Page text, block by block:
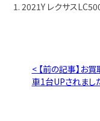
1. 2021Y レクサス
< 【前の記事】お買
車1台UPされまし